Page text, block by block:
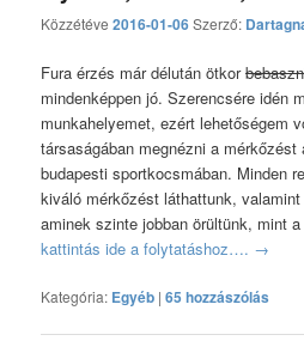
Közzétéve2016-01-06Szerző:
Fura érzés már délután ötkor
mindenképpen jó. Szerencsére idén
munkahelyemet, ezért lehetőségem
társaságában megnézni a
budapesti sportkocsmában. Minden
kiváló mérkőzést láthattunk,
aminek szinte jobban örültünk, mint
kattintás ide a folytatáshoz…. →
Kategória: Egyéb |65 hozzászólás